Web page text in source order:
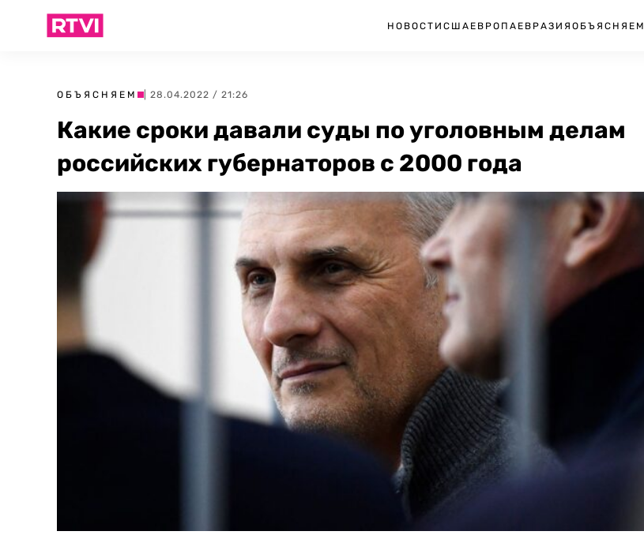
НОВОСТИ США ЕВРОПА ЕВРАЗИЯ ОБЪЯСНЯЕМ
ОБЪЯСНЯЕМ | 28.04.2022 / 21:26
Какие сроки давали суды по уголовным делам
российских губернаторов с 2000 года